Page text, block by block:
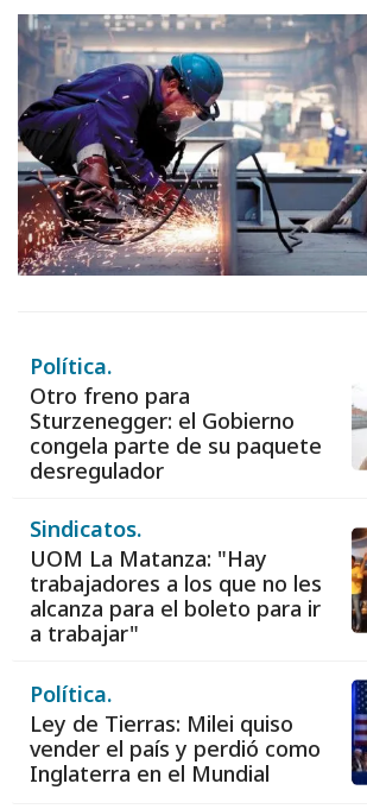
Política.
Otro freno para
Sturzenegger: el Gobierno
congela parte de su paquete
desregulador
Sindicatos.
UOM La Matanza: "Hay
trabajadores a los que no les
alcanza para el boleto para ir
a trabajar"
Política.
Ley de Tierras: Milei quiso
vender el país y perdió como
Inglaterra en el Mundial